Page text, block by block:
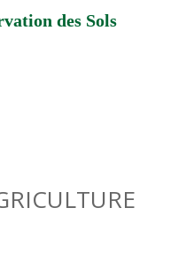
des Sols